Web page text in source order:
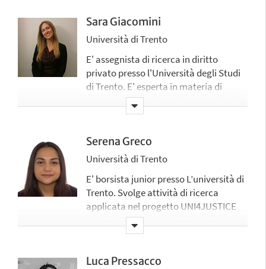
Sara Giacomini
Università di Trento
E' assegnista di ricerca in diritto
privato presso l'Università degli Studi
di Trento. E' esperta in materia di
contratti di appalto privato, ambito in
cui svolge attività di ricerca applicata
Serena Greco
Università di Trento
E' borsista junior presso L’università di
Trento. Svolge attività di ricerca
applicata nel progetto UNI4JUSTICE
prevalentemente in ambito civile
Luca Pressacco